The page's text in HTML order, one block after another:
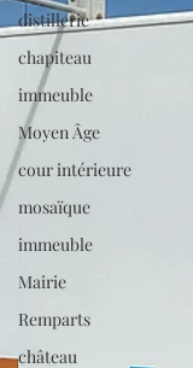
distillerie
chapiteau
immeuble
Moyen Âge
cour intérieure
mosaïque
immeuble
Mairie
Remparts
château